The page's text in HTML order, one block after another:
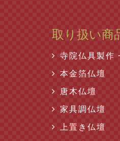
取り扱い商
寺院仏具製作
本金箔仏壇
唐木仏壇
家具調仏壇
上置き仏壇